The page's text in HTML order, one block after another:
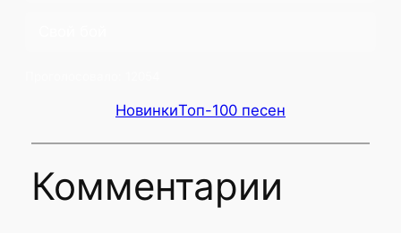
НовинкиТоп-100 песен
Комментарии